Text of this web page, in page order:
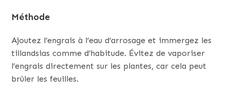
Méthode
Ajoutez l’engrais à l’eau d’arrosage et immergez les
tillandsias comme d’habitude. Évitez de vaporiser
l’engrais directement sur les plantes, car cela peut
brûler les feuilles.